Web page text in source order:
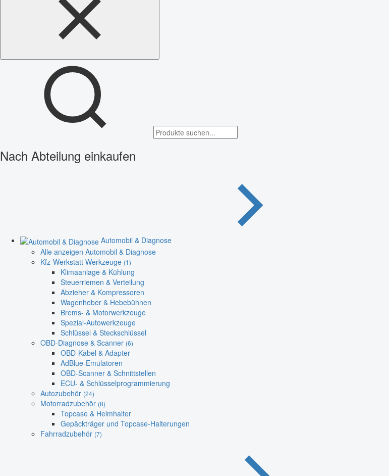
Nach Abteilung einkaufen
Automobil & Diagnose
Alle anzeigen Automobil & Diagnose
Kfz-Werkstatt Werkzeuge (1)
Klimaanlage & Kühlung
Steuerriemen & Verteilung
Abzieher & Kompressoren
Wagenheber & Hebebühnen
Brems- & Motorwerkzeuge
Spezial-Autowerkzeuge
Schlüssel & Steckschlüssel
OBD-Diagnose & Scanner (6)
OBD-Kabel & Adapter
AdBlue-Emulatoren
OBD-Scanner & Schnittstellen
ECU- & Schlüsselprogrammierung
Autozubehör (24)
Motorradzubehör (8)
Topcase & Helmhalter
Gepäckträger und Topcase-Halterungen
Fahrradzubehör (7)